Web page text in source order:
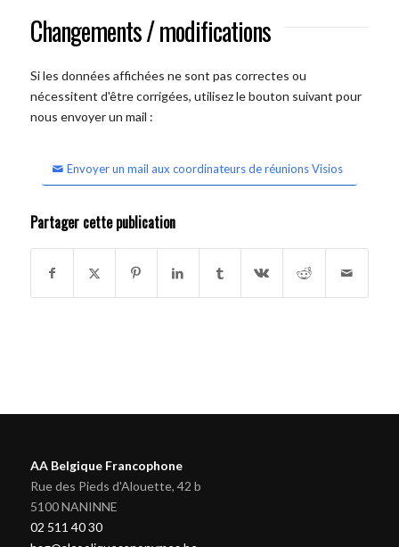
Changements / modifications
Si les données affichées ne sont pas correctes ou
nécessitent d'être corrigées, utilisez le bouton suivant pour
nous envoyer un mail :
Envoyer un mail aux coordinateurs de réunions Visios
Partager cette publication
AA Belgique Francophone
Rue des Pieds d'Alouette, 42 b
5100 NANINNE
02 511 40 30